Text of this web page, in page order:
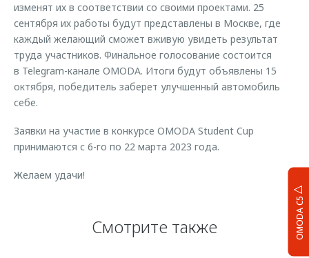
OMODA C5
изменят их в соответствии со своими проектами. 25
сентября их работы будут представлены в Москве, где
каждый желающий сможет вживую увидеть результат
труда участников. Финальное голосование состоится
в Telegram-канале OMODA. Итоги будут объявлены 15
октября, победитель заберет улучшенный автомобиль
себе.
Заявки на участие в конкурсе OMODA Student Cup
принимаются с 6-го по 22 марта 2023 года.
Желаем удачи!
Смотрите также